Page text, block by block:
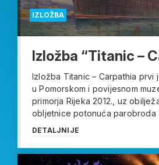
IZLOŽBA
Izložba “Titanic –
Izložba Titanic – Carpathia prvi
u Pomorskom i povijesnom
primorja Rijeka 2012., uz
obljetnice potonuća parobroda
DETALJNIJE